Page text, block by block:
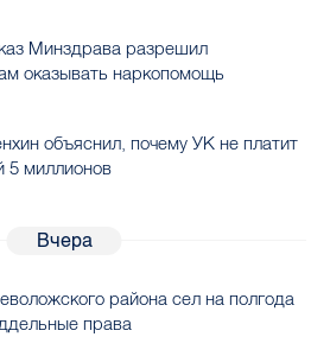
Минздрава разрешил
оказывать наркопомощь
объяснил, почему УК не платит
5 миллионов
Вчера
района сел на полгода
права